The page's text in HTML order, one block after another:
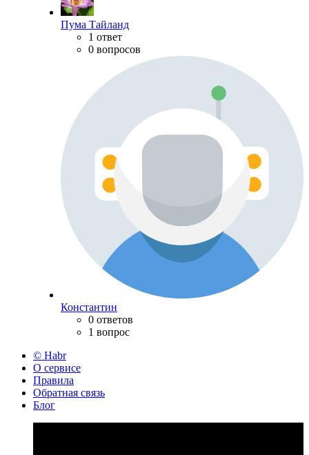
Пума Тайланд
1 ответ
0 вопросов
Константин
0 ответов
1 вопрос
© Habr
О сервисе
Правила
Обратная связь
Блог